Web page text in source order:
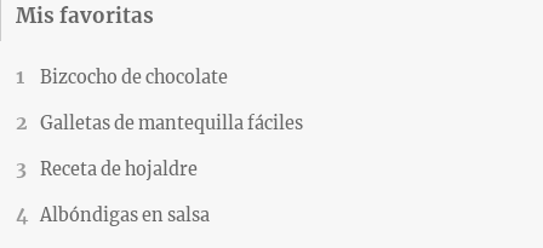
Mis favoritas
Bizcocho de chocolate
Galletas de mantequilla fáciles
Receta de hojaldre
Albóndigas en salsa